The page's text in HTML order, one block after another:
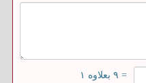
= ۹ بعلاوه ۱